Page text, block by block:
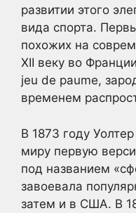
развитии этого
вида спорта.
похожих на
XII веку во
jeu de paume,
временем
В 1873 году
миру первую
под названием
завоевала
затем и в США. В